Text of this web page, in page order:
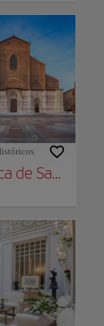
Basilica de San Petronio